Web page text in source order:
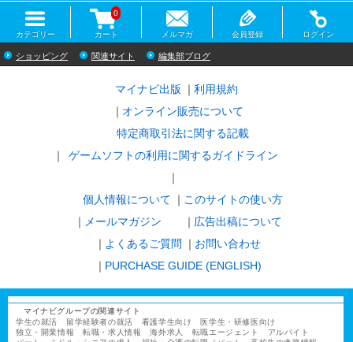
カテゴリー カート
0
メルマガ 会員登録 ログイン
ショッピング 関連サイト 編集部ブログ
マイナビ出版
利用規約
オンライン販売について
特定商取引法に関する記載
ゲームソフトの利用に関するガイドライン
｜
個人情報について
このサイトの使い方
メールマガジン
広告出稿について
よくあるご質問
お問い合わせ
PURCHASE GUIDE (ENGLISH)
マイナビグループの関連サイト
学生の就活
留学経験者の就活 看護学生向け
医学生・研修医向け
独立・開業情報
転職・求人情報 海外求人 転職エージェント
アルバイト